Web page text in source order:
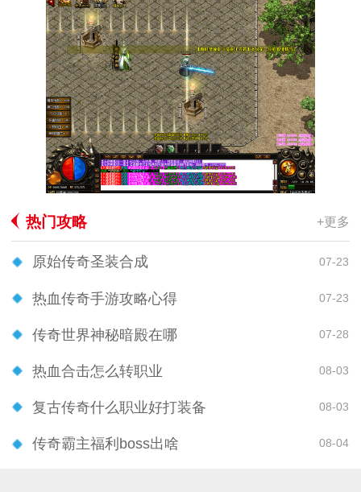
热门攻略 +更多
原始传奇圣装合成 07-23
热血传奇手游攻略心得 07-23
传奇世界神秘暗殿在哪 07-28
热血合击怎么转职业 08-03
复古传奇什么职业好打装备 08-03
传奇霸主福利boss出啥 08-04